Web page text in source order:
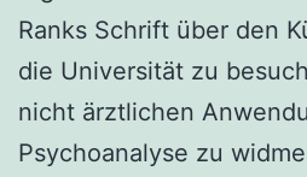
Ranks Schrift über den
die Universität zu
nicht ärztlichen
Psychoanalyse zu